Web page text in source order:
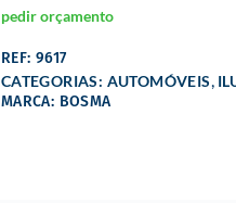
pedir orçamento
REF: 9617
CATEGORIAS: AUTOMÓVEIS,
MARCA: BOSMA